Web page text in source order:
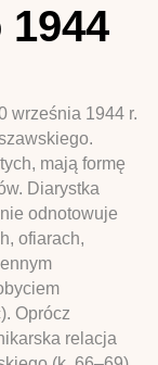
września 1944 r.
mają formę
Diarystka
odnotowuje
ofiarach,
Oprócz
relacja